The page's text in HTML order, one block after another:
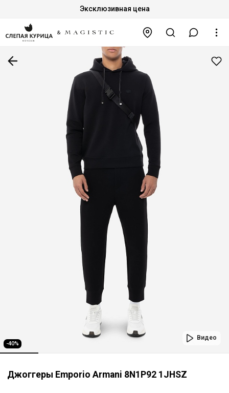
Эксклюзивная цена
-40%
Видео
Джоггеры Emporio Armani 8N1P92 1JHSZ